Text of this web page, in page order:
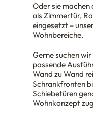
Oder sie machen
als Zimmertür,
eingesetzt –
Wohnbereiche.
Gerne suchen
passende
Wand zu Wand
Schrankfronten
Schiebetüren
Wohnkonzept